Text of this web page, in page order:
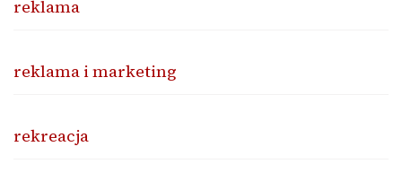
reklama
reklama i marketing
rekreacja